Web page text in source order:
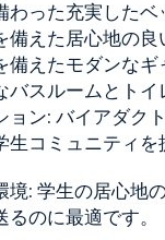
わった充実したベ
備えた居心地の良
備えたモダンなギ
バスルームとトイ
ョン: バイアダク
生コミュニティを
境: 学生の居心地
のに最適です。